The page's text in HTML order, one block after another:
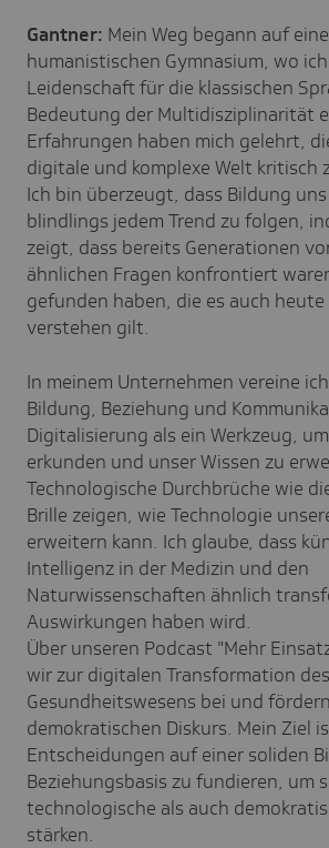
Gantner: Mein Weg begann auf
humanistischen Gymnasium, wo
Leidenschaft für die klassischen
Bedeutung der Multidisziplinarität
Erfahrungen haben mich gelehrt,
digitale und komplexe Welt kritisch
Ich bin überzeugt, dass Bildung
blindlings jedem Trend zu folgen,
zeigt, dass bereits Generationen
ähnlichen Fragen konfrontiert
gefunden haben, die es auch heute
verstehen gilt.
In meinem Unternehmen vereine
Bildung, Beziehung und
Digitalisierung als ein Werkzeug,
erkunden und unser Wissen zu
Technologische Durchbrüche wie
Brille zeigen, wie Technologie
erweitern kann. Ich glaube, dass
Intelligenz in der Medizin und den
Naturwissenschaften ähnlich
Auswirkungen haben wird.
Über unseren Podcast "Mehr
wir zur digitalen Transformation des
Gesundheitswesens bei und
demokratischen Diskurs. Mein Ziel
Entscheidungen auf einer soliden
Beziehungsbasis zu fundieren, um
technologische als auch
stärken.